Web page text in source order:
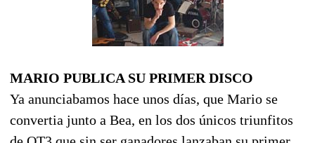
MARIO PUBLICA SU PRIMER DISCO
Ya anunciabamos hace unos días, que Mario se
convertia junto a Bea, en los dos únicos triunfitos